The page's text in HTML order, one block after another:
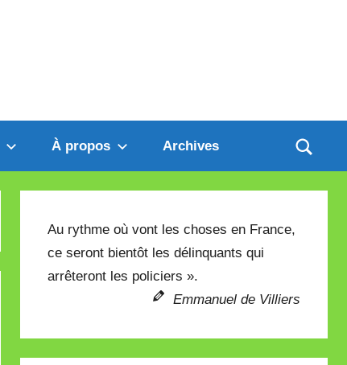
À propos Archives
Au rythme où vont les choses en France,
ce seront bientôt les délinquants qui
arrêteront les policiers ».
Emmanuel de Villiers